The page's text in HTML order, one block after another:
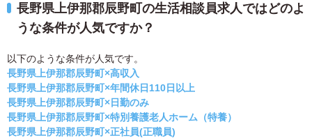
長野県上伊那郡辰野町の生活相談員求人ではどのよ
うな条件が人気ですか？
以下のような条件が人気です。
長野県上伊那郡辰野町×高収入
長野県上伊那郡辰野町×年間休日110日以上
長野県上伊那郡辰野町×日勤のみ
長野県上伊那郡辰野町×特別養護老人ホーム（特養）
長野県上伊那郡辰野町×正社員(正職員)